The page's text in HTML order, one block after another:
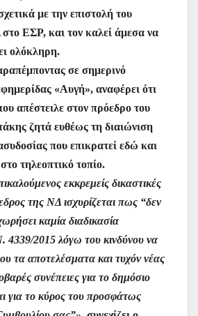
st e
n
g
er
a
m
α
σ
τε
ίτ
ε
με την επιστολή του
ΕΣΡ, και τον καλεί άμεσα να
ολόκληρη.
σε σημερινό
«Αυγή», αναφέρει ότι
απέστειλε στον πρόεδρο του
ζητά ευθέως τη διαιώνιση
που επικρατεί εδώ και
τηλεοπτικό τοπίο.
εκκρεμείς δικαστικές
της ΝΔ ισχυρίζεται πως “δεν
καμία διαδικασία
4339/2015 λόγω του κινδύνου να
τα αποτελέσματα και τυχόν νέας
συνέπειες για το δημόσιο
για το κύρος του προσφάτως